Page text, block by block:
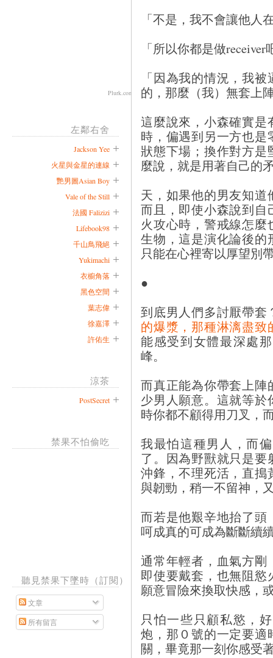
Plurk.com
左鄰右舍
Jackson Yee
火星與金星的連線
艷男圖Asian Boy
Vale of the Still
法國 Falizizi
Lifebook98
千山鳥飛絕
Yukimachi
衣櫥角落
黑色空間
葉志偉
徐嘉澤
許佑生
涼茶
PostSecret
禁果不怕偷吃
聽見禁果下墜時（訂閱）
文章
所有留言
「不是，我不會讓他人
「所以你都是做receiver
「因為我的情況，我
的，那麼（我）無套上
這麼說來，小森確實是
時，偏遇到另一方也
狀態下場；換作對方是
麼說，就是用著自己的
天，如果他的男友知
而且，即使小森說到自
火攻心時，警戒線怎
生物，這是演化論後的
只能在心裡寄以厚望別
●
到底男人們多討厭帶
的爆漿，那種淋漓盡
能感受到女體最深處
峰。
而真正能為你帶套上陣
少男人願意。這就等
時你都不顧得用刀叉，
我最怕這種男人，而
了。因為野獸就只是
沖鋒，不理死活，直搗
與韌勁，稍一不留神，
而若是他艱辛地抬了頭
呵成真的可成為斷斷續
通常年輕者，血氣方剛
即使要戴套，也無阻
願意冒險來換取快感，
只怕一些只顧私慾，
炮，那０號的一定要適
關，畢竟那一刻你感受